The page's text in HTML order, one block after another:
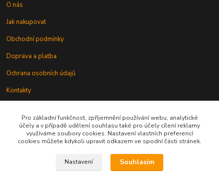
O nás
Jak nakupovat
Obchodní podmínky
Doprava a platba
Ochrana osobních údajů
Kontakty
Pro základní funkčnost, zpříjemnění používání webu, analytické
účely a v případě udělení souhlasu také pro účely cílení reklamy
využíváme soubory cookies. Nastavení vlastních preferencí
cookies můžete kdykoli upravit odkazem ve spodní části stránek.
Nastavení Souhlasím